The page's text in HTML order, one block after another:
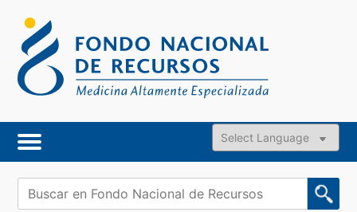
content
Powered by
Buscar: